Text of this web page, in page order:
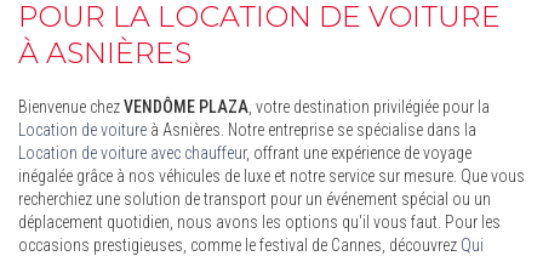
POUR LA LOCATION DE VOITURE
À ASNIÈRES
Bienvenue chezVENDÔME PLAZA , votre destination privilégiée pour la
Location de voiture à Asnières. Notre entreprise se spécialise dans la
Location de voiture avec chauffeur, offrant une expérience de voyage
inégalée grâce à nos véhicules de luxe et notre service sur mesure. Que vous
recherchiez une solution de transport pour un événement spécial ou un
déplacement quotidien, nous avons les options qu'il vous faut. Pour les
occasions prestigieuses, comme le festival de Cannes, découvrez Qui